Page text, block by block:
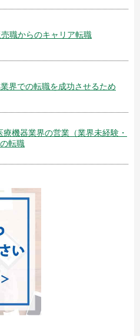
売職からのキャリア転職
界での転職を成功させるため
療機器業界の営業（業界未経験・
転職